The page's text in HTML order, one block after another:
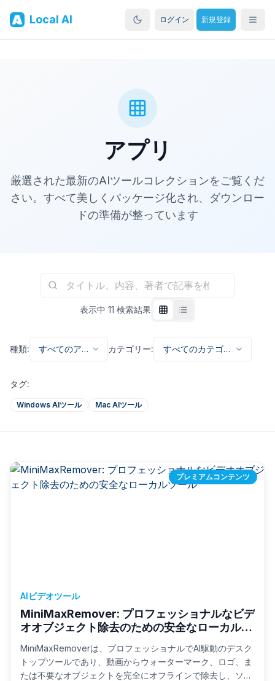
Local AI ログイン 新規登録
アプリ
厳選された最新のAIツールコレクションをご覧くだ
さい。すべて美しくパッケージ化され、ダウンロー
ドの準備が整っています
表示中 11 検索結果
種類:
すべてのアプ
カテゴリー:
すべてのカテゴリ
タグ:
Windows AIツール Mac AIツール
プレミアムコンテンツ
AIビデオツール
MiniMaxRemover: プロフェッショナルなビデ
オオブジェクト除去のための安全なローカルツ
MiniMaxRemoverは、プロフェッショナルでAI駆動のデスク
トップツールであり、動画からウォーターマーク、ロゴ、ま
たは不要なオブジェクトを完全にオフラインで除去し、ソー